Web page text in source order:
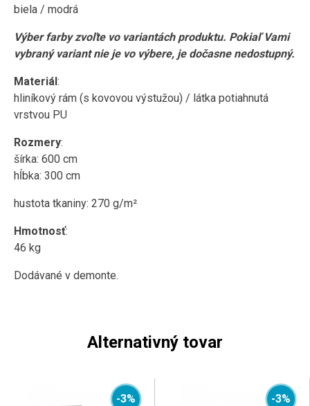
biela / modrá
Výber farby zvoľte vo variantách produktu. Pokiaľ Vami
vybraný variant nie je vo výbere, je dočasne nedostupný.
Materiál:
hliníkový rám (s kovovou výstužou) / látka potiahnutá
vrstvou PU
Rozmery:
šírka: 600 cm
hĺbka: 300 cm
hustota tkaniny: 270 g/m²
Hmotnosť:
46 kg
Dodávané v demonte.
Alternativný tovar
-3% -3%